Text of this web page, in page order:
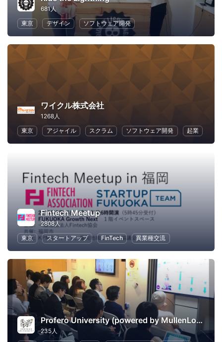
681人
東京
デザイン ソフトウェア開発
ワイクル株式会社
1268人
東京
アジャイル スクラム ソフトウェア開発 起業
Fintech Meetup
2808人
東京
スタートアップ FinTech 異業種交流
Profero University (powered by MullenLowe Profero)
235人